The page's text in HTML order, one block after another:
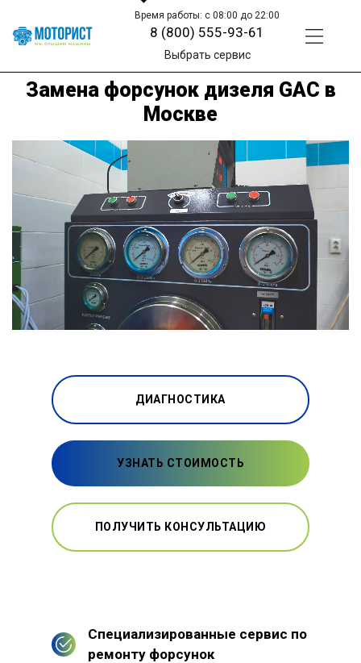
Время работы: с 08:00 до 22:00
8 (800) 555-93-61
Выбрать сервис
Замена форсунок дизеля GAC в
Москве
ДИАГНОСТИКА
УЗНАТЬ СТОИМОСТЬ
ПОЛУЧИТЬ КОНСУЛЬТАЦИЮ
Специализированные сервис по
ремонту форсунок